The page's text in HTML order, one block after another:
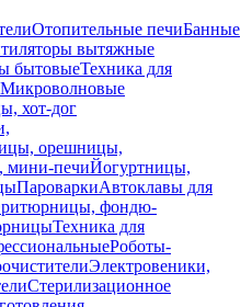
Отопительные печиБанные
вытяжные
бытовыеТехника для
Микроволновые
хот-дог
орешницы,
мини-печиЙогуртницы,
ПароваркиАвтоклавы для
фондю-
Техника для
Роботы-
Электровеники,
Стерилизационное